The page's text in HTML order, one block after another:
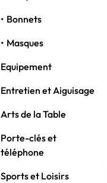
Bonnets
Masques
Equipement
Entretien et Aiguisage
Arts de la Table
Porte-clés et
téléphone
Sports et Loisirs